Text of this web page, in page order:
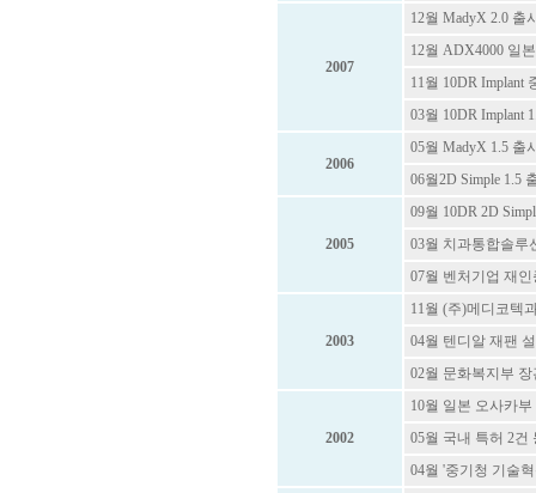
2007
12월 MadyX 2.0 출
12월 ADX4000 일
11월 10DR Implant
03월 10DR Implant
2006
05월 MadyX 1.5 출
06월2D Simple 1.5
2005
09월 10DR 2D
03월 치과통합솔루
07월 벤처기업 재인
2003
11월 (주)메디코텍
04월 텐디알 재팬
02월 문화복지부
2002
10월 일본 오사카
05월 국내 특허 2건
04월 '중기청 기술